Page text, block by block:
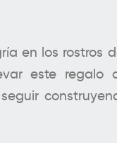
en los rostros
este regalo